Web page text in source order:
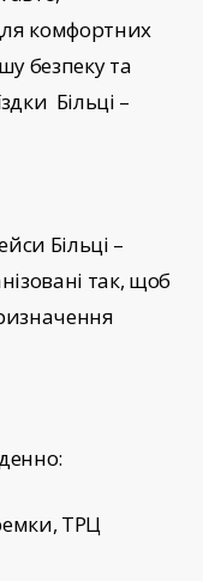
комфортних
безпеку та
Більці –
Більці –
так, щоб
ТРЦ